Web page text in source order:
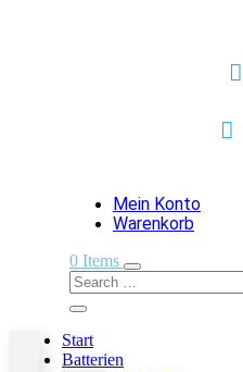


Mein Konto
Warenkorb
0 Items
Start
Batterien